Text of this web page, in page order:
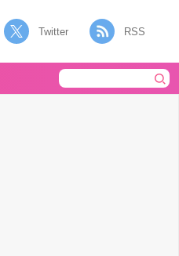
Twitter RSS